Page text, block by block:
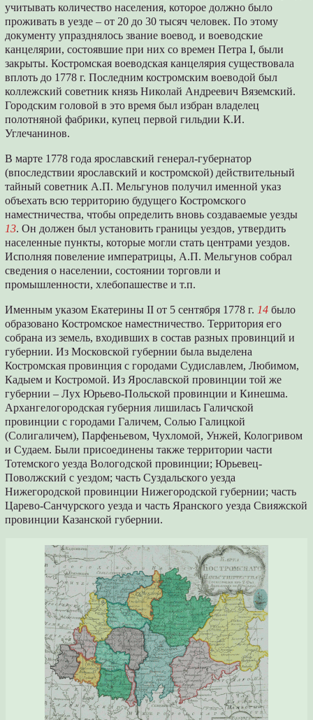
учитывать количество населения, которое должно было
проживать в уезде – от 20 до 30 тысяч человек. По этому
документу упразднялось звание воевод, и воеводские
канцелярии, состоявшие при них со времен Петра I, были
закрыты. Костромская воеводская канцелярия существовала
вплоть до 1778 г. Последним костромским воеводой был
коллежский советник князь Николай Андреевич Вяземский.
Городским головой в это время был избран владелец
полотняной фабрики, купец первой гильдии К.И.
Углечанинов.
В марте 1778 года ярославский генерал-губернатор
(впоследствии ярославский и костромской) действительный
тайный советник А.П. Мельгунов получил именной указ
объехать всю территорию будущего Костромского
наместничества, чтобы определить вновь создаваемые уезды
13. Он должен был установить границы уездов, утвердить
населенные пункты, которые могли стать центрами уездов.
Исполняя повеление императрицы, А.П. Мельгунов собрал
сведения о населении, состоянии торговли и
промышленности, хлебопашестве и т.п.
Именным указом Екатерины II от 5 сентября 1778 г. 14 было
образовано Костромское наместничество. Территория его
собрана из земель, входивших в состав разных провинций и
губернии. Из Московской губернии была выделена
Костромская провинция с городами Судиславлем, Любимом,
Кадыем и Костромой. Из Ярославской провинции той же
губернии – Лух Юрьево-Польской провинции и Кинешма.
Архангелогородская губерния лишилась Галичской
провинции с городами Галичем, Солью Галицкой
(Солигаличем), Парфеньевом, Чухломой, Унжей, Кологривом
и Судаем. Были присоединены также территории части
Тотемского уезда Вологодской провинции; Юрьевец-
Поволжский с уездом; часть Суздальского уезда
Нижегородской провинции Нижегородской губернии; часть
Царево-Санчурского уезда и часть Яранского уезда Свияжской
провинции Казанской губернии.